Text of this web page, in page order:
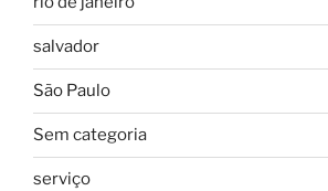
salvador
São Paulo
Sem categoria
serviço